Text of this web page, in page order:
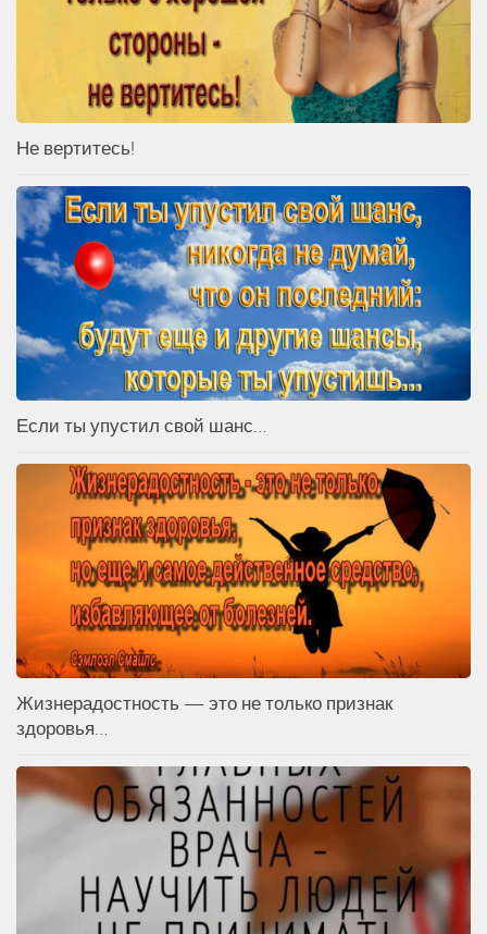
Не вертитесь!
Если ты упустил свой шанс…
Жизнерадостность — это не только признак
здоровья…